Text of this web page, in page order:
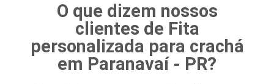
O que dizem nossos
clientes de Fita
personalizada para crachá
em Paranavaí - PR?